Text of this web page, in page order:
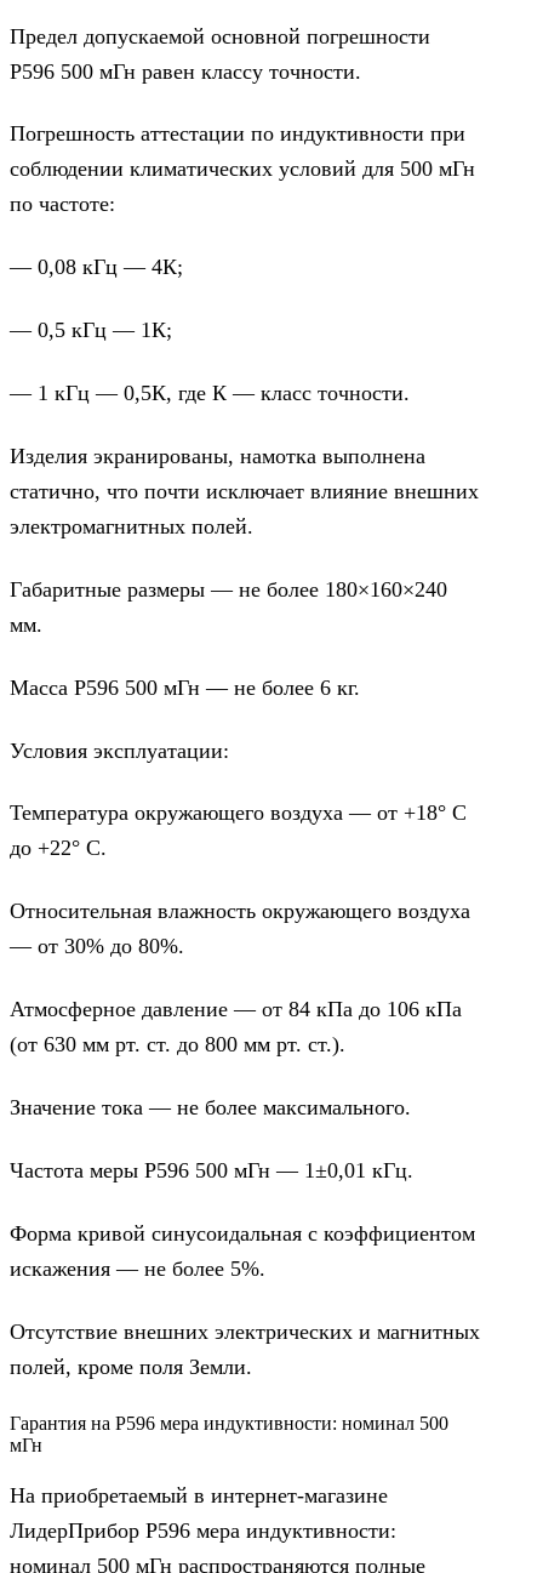
Предел допускаемой основной погрешности
Р596 500 мГн равен классу точности.
Погрешность аттестации по индуктивности при
соблюдении климатических условий для 500 мГн
по частоте:
— 0,08 кГц — 4К;
— 0,5 кГц — 1К;
— 1 кГц — 0,5К, где К — класс точности.
Изделия экранированы, намотка выполнена
статично, что почти исключает влияние внешних
электромагнитных полей.
Габаритные размеры — не более 180×160×240
мм.
Масса Р596 500 мГн — не более 6 кг.
Условия эксплуатации:
Температура окружающего воздуха — от +18° С
до +22° С.
Относительная влажность окружающего воздуха
— от 30% до 80%.
Атмосферное давление — от 84 кПа до 106 кПа
(от 630 мм рт. ст. до 800 мм рт. ст.).
Значение тока — не более максимального.
Частота меры Р596 500 мГн — 1±0,01 кГц.
Форма кривой синусоидальная с коэффициентом
искажения — не более 5%.
Отсутствие внешних электрических и магнитных
полей, кроме поля Земли.
Гарантия на Р596 мера индуктивности: номинал 500
мГн
На приобретаемый в интернет-магазине
ЛидерПрибор Р596 мера индуктивности:
номинал 500 мГн распространяются полные